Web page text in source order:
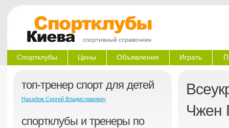
Спортклубы Цены Объявления Играть
топ-тренер спорт для детей
Нахабов Сергей Владиславович
спортклубы и тренеры по
Чжен